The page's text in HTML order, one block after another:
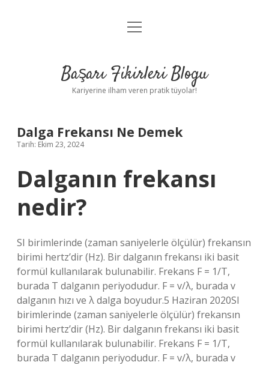
Anasayfa
Yasal Uyarı
menüyü
Başarı Fikirleri Blogu
Kariyerine ilham veren pratik tüyolar!
Dalga Frekansı Ne Demek
Tarih: Ekim 23, 2024
Dalganın frekansı
nedir?
SI birimlerinde (zaman saniyelerle ölçülür) frekansın
birimi hertz’dir (Hz). Bir dalganın frekansı iki basit
formül kullanılarak bulunabilir. Frekans F = 1/T,
burada T dalganın periyodudur. F = v/λ, burada v
dalganın hızı ve λ dalga boyudur.5 Haziran 2020SI
birimlerinde (zaman saniyelerle ölçülür) frekansın
birimi hertz’dir (Hz). Bir dalganın frekansı iki basit
formül kullanılarak bulunabilir. Frekans F = 1/T,
burada T dalganın periyodudur. F = v/λ, burada v